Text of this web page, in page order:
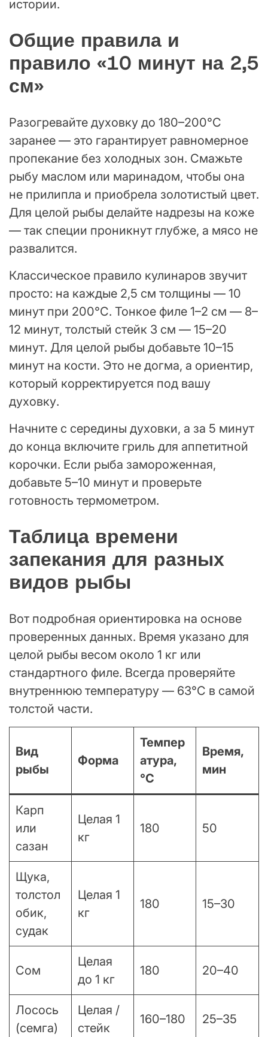
истории.
Общие правила и
правило «10 минут на 2,5
см»
Разогревайте духовку до 180–200°C
заранее — это гарантирует равномерное
пропекание без холодных зон. Смажьте
рыбу маслом или маринадом, чтобы она
не прилипла и приобрела золотистый цвет.
Для целой рыбы делайте надрезы на коже
— так специи проникнут глубже, а мясо не
развалится.
Классическое правило кулинаров звучит
просто: на каждые 2,5 см толщины — 10
минут при 200°C. Тонкое филе 1–2 см — 8–
12 минут, толстый стейк 3 см — 15–20
минут. Для целой рыбы добавьте 10–15
минут на кости. Это не догма, а ориентир,
который корректируется под вашу
духовку.
Начните с середины духовки, а за 5 минут
до конца включите гриль для аппетитной
корочки. Если рыба замороженная,
добавьте 5–10 минут и проверьте
готовность термометром.
Таблица времени
запекания для разных
видов рыбы
Вот подробная ориентировка на основе
проверенных данных. Время указано для
целой рыбы весом около 1 кг или
стандартного филе. Всегда проверяйте
внутреннюю температуру — 63°C в самой
толстой части.
Вид
рыбы
Форма
Темпер
атура,
°C
Время,
мин
Карп
или
сазан
Целая 1
кг
180 50
Щука,
толстол
обик,
судак
Целая 1
кг
180 15–30
Сом
Целая
до 1 кг
180 20–40
Лосось
(семга)
Целая /
стейк
160–180 25–35